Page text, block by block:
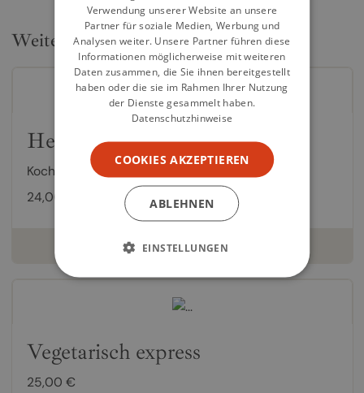
Weitere Kochbücher
Heute keine Zeit? Koch das!
Kochbuch von
24,00 €
weiterlesen
Vegetarisch express
25,00 €
Verwendung unserer Website an unsere
Partner für soziale Medien, Werbung und
Analysen weiter. Unsere Partner führen diese
Informationen möglicherweise mit weiteren
Daten zusammen, die Sie ihnen bereitgestellt
haben oder die sie im Rahmen Ihrer Nutzung
der Dienste gesammelt haben.
Datenschutzhinweise
COOKIES AKZEPTIEREN
ABLEHNEN
EINSTELLUNGEN